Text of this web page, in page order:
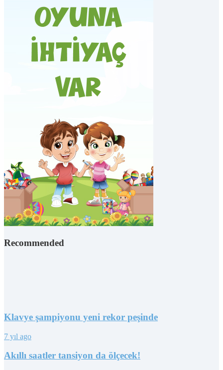
Recommended
Klavye şampiyonu yeni rekor peşinde
7 yıl ago
Akıllı saatler tansiyon da ölçecek!